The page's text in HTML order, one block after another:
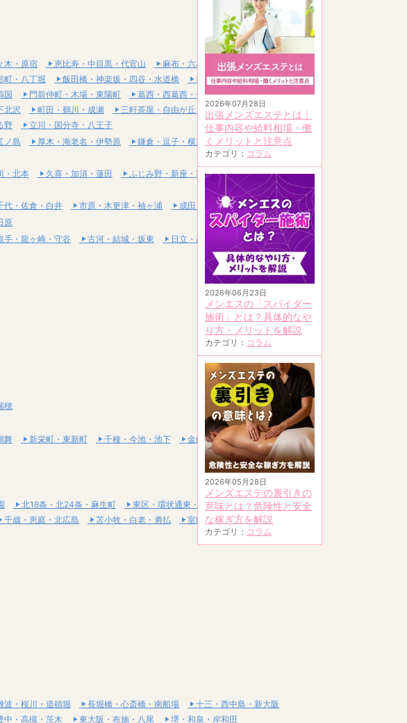
2026年07月28日
出張メンズエステとは｜
仕事内容や給料相場・働
くメリットと注意点
カテゴリ： コラム
2026年06月23日
メンエスの「スパイダー
施術」とは？具体的なや
り方・メリットを解説
カテゴリ： コラム
2026年05月28日
メンズエステの裏引きの
意味とは？危険性と安全
な稼ぎ方を解説
カテゴリ： コラム
木・原宿 恵比寿・中目黒・代官山
麻布・六本木・赤坂
町・八丁堀 飯田橋・神楽坂・四谷・水道橋
神田・秋葉原・浅草橋
国 門前仲町・木場・東陽町
葛西・西葛西・一之江
北沢 町田・鶴川・成瀬
三軒茶屋・自由が丘・二子玉川
野
立川・国分寺・八王子
ノ島 厚木・海老名・伊勢原
鎌倉・逗子・横須賀
・北本 久喜・加須・蓮田
ふじみ野・新座・富士見
代・佐倉・白井 市原・木更津・袖ヶ浦
成田・富里・印西
原
手・龍ヶ崎・守谷 古河・結城・坂東
日立・高萩・常陸太田
穂
舞 新栄町・東新町 千種・今池・池下
金山・熱田
北18条・北24条・麻生町
東区・環状通東・新道東
千歳・恵庭・北広島 苫小牧・白老・勇払 室蘭・登別・伊達
波・桜川・道頓堀 長堀橋・心斎橋・南船場
十三・西中島・新大阪
中・高槻・茨木 東大阪・布施・八尾 堺・和泉・岸和田